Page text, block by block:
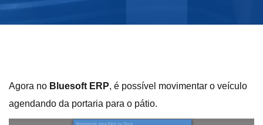
Agora no Bluesoft ERP, é possível movimentar o veículo
agendando da portaria para o pátio.